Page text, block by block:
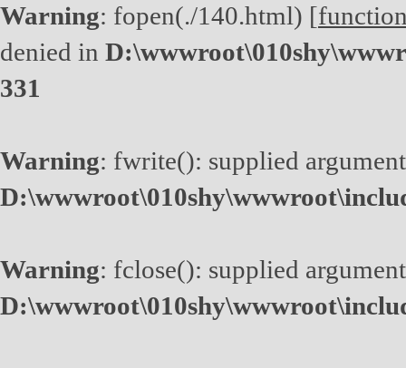
Warning: fopen(./140.html) [
denied in
331
Warning: fwrite(): supplied
Warning: fclose(): supplied